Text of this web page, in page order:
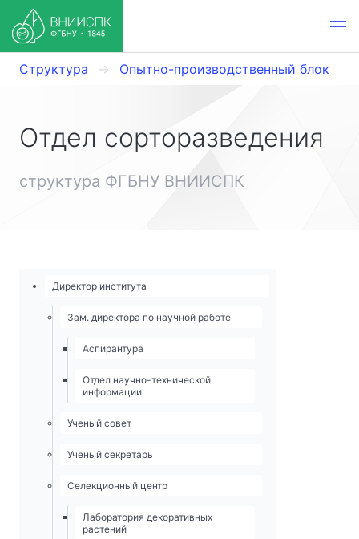
Структура Опытно-­производственный блок
Отдел сорторазведения
структура ФГБНУ ВНИИСПК
Директор института
Зам. директора по научной работе
Аспирантура
Отдел научно-технической
информации
Ученый совет
Ученый секретарь
Селекционный центр
Лаборатория декоративных
растений